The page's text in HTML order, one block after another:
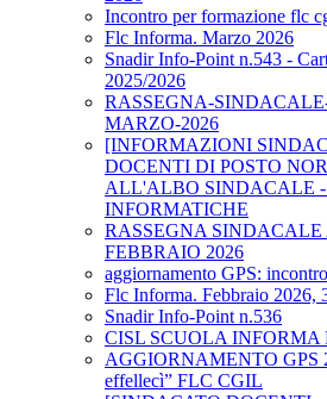
Incontro per formazione flc
Flc Informa. Marzo 2026
Snadir Info-Point n.543 -
2025/2026
RASSEGNA-
MARZO-2026
[INFORMAZIONI
DOCENTI DI POSTO
ALL'ALBO SINDACALE
INFORMATICHE
RASSEGNA SINDACALE
FEBBRAIO 2026
aggiornamento GPS:
Flc Informa. Febbraio 2026,
Snadir Info-Point n.536
CISL SCUOLA INFORMA
AGGIORNAMENTO GPS
effellecì” FLC CGIL